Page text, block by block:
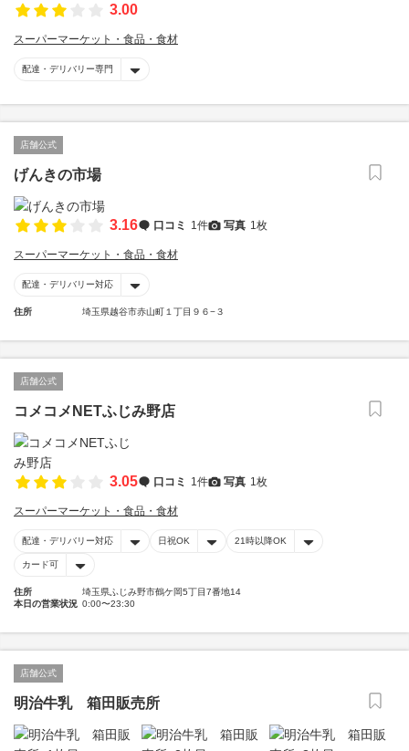
3.00
スーパーマーケット・食品・食材
配達・デリバリー専門
店舗公式
げんきの市場
3.16 口コミ 1件 写真 1枚
スーパーマーケット・食品・食材
配達・デリバリー対応
住所 埼玉県越谷市赤山町１丁目９６−３
店舗公式
コメコメNETふじみ野店
3.05 口コミ 1件 写真 1枚
スーパーマーケット・食品・食材
配達・デリバリー対応 日祝OK 21時以降OK
カード可
住所
埼玉県ふじみ野市鶴ケ岡5丁目7番地14
本日の営業状況 0:00〜23:30
店舗公式
明治牛乳 箱田販売所